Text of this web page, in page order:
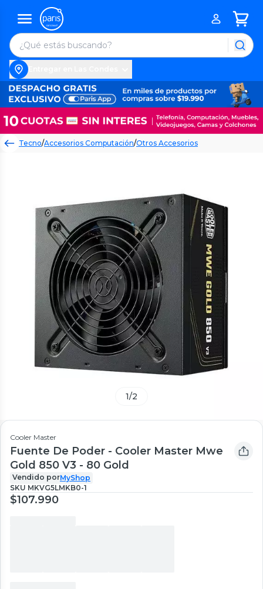
Tecno/Accesorios Computación/Otros Accesorios
1/2
Cooler Master
Fuente De Poder - Cooler Master Mwe
Gold 850 V3 - 80 Gold
Vendido porMyShop
SKU MKVG5LMKB0-1
$107.990